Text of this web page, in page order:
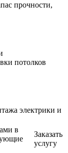
прочности,
потолков
электрики и
в
Заказать
услугу